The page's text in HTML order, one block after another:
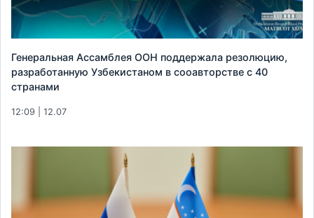
Генеральная Ассамблея ООН поддержала резолюцию,
разработанную Узбекистаном в сооавторстве с 40
странами
12:09 | 12.07